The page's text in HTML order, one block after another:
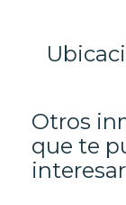
Otros
que te
interesar